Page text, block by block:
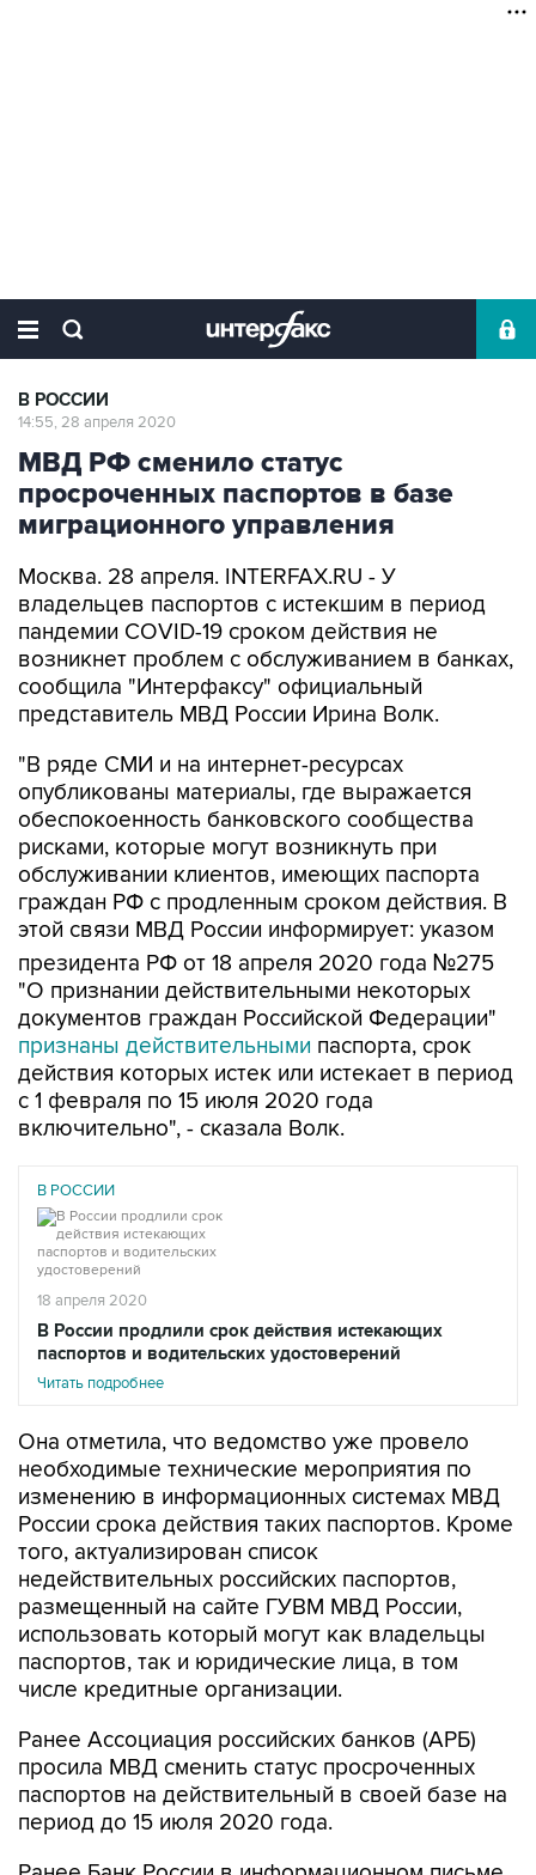
В РОССИИ
14:55, 28 апреля 2020
МВД РФ сменило статус
просроченных паспортов в базе
миграционного управления
Москва. 28 апреля. INTERFAX.RU - У
владельцев паспортов с истекшим в период
пандемии COVID-19 сроком действия не
возникнет проблем с обслуживанием в банках,
сообщила "Интерфаксу" официальный
представитель МВД России Ирина Волк.
"В ряде СМИ и на интернет-ресурсах
опубликованы материалы, где выражается
обеспокоенность банковского сообщества
рисками, которые могут возникнуть при
обслуживании клиентов, имеющих паспорта
граждан РФ с продленным сроком действия. В
этой связи МВД России информирует: указом
президента РФ от 18 апреля 2020 года №275
"О признании действительными некоторых
документов граждан Российской Федерации"
признаны действительными паспорта, срок
действия которых истек или истекает в период
с 1 февраля по 15 июля 2020 года
включительно", - сказала Волк.
В РОССИИ
18 апреля 2020
В России продлили срок действия истекающих
паспортов и водительских удостоверений
Читать подробнее
Она отметила, что ведомство уже провело
необходимые технические мероприятия по
изменению в информационных системах МВД
России срока действия таких паспортов. Кроме
того, актуализирован список
недействительных российских паспортов,
размещенный на сайте ГУВМ МВД России,
использовать который могут как владельцы
паспортов, так и юридические лица, в том
числе кредитные организации.
Ранее Ассоциация российских банков (АРБ)
просила МВД сменить статус просроченных
паспортов на действительный в своей базе на
период до 15 июля 2020 года.